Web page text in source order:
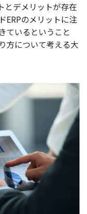
とデメリットが存在
ERPのメリットに注
ているということ
方について考える大